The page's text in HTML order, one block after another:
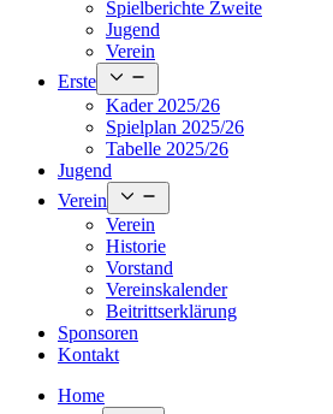
Spielberichte Zweite
Jugend
Verein
Erste
menu
Kader 2025/26
Spielplan 2025/26
Tabelle 2025/26
Jugend
Verein
menu
Verein
Historie
Vorstand
Vereinskalender
Beitrittserklärung
Sponsoren
Kontakt
Home